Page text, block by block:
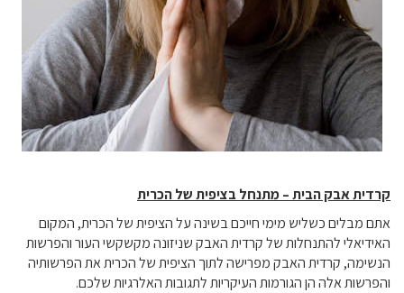
קרדית אבק הבית – מתנחל בציפית של הכרית
אתם מבלים כשליש מימי חייכם בשינה על הציפית של הכרית, המקום
האידיאלי להתנחלות של קרדית האבק שניזונה מקשקשי העור והפרשות
הנשימה, קרדית האבק מפרישה לתוך הציפית של הכרית את הפרשותיה
והפרשות אלה הן הגורמות העיקריות לתגובות האלרגיות שלכם.